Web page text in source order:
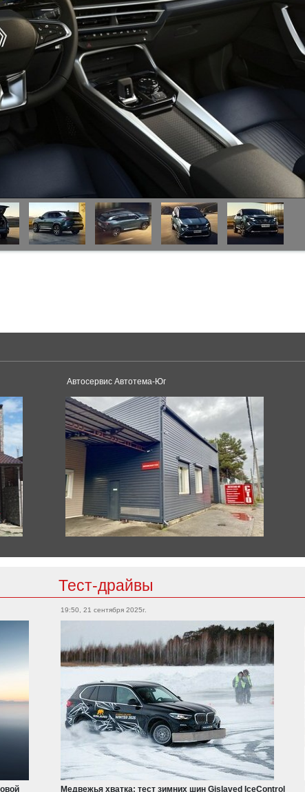
Автосервис Автотема-Юг
Тест-драйвы
19:50, 21 сентября 2025г.
Медвежья хватка: тест зимних шин Gislaved IceControl